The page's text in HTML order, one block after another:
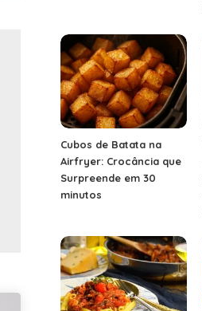
Cubos de Batata na
Airfryer: Crocância que
Surpreende em 30
minutos